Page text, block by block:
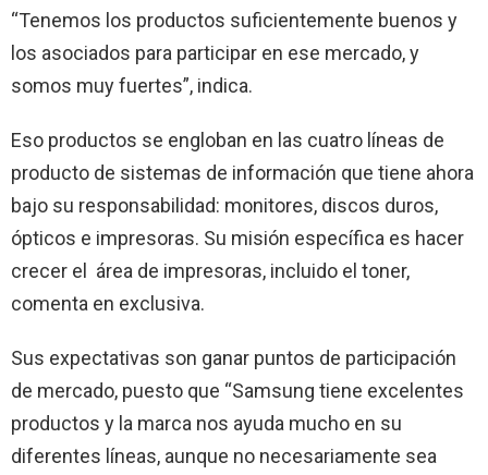
“Tenemos los productos suficientemente buenos y
los asociados para participar en ese mercado, y
somos muy fuertes”, indica.
Eso productos se engloban en las cuatro líneas de
producto de sistemas de información que tiene ahora
bajo su responsabilidad: monitores, discos duros,
ópticos e impresoras. Su misión específica es hacer
crecer el área de impresoras, incluido el toner,
comenta en exclusiva.
Sus expectativas son ganar puntos de participación
de mercado, puesto que “Samsung tiene excelentes
productos y la marca nos ayuda mucho en su
diferentes líneas, aunque no necesariamente sea